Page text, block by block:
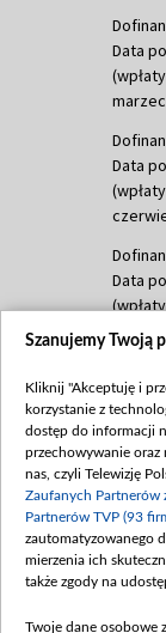
Data
Data
Data
Data
mln,
Data
Szanujemy Twoją
Kliknij "Akceptuję i
korzystanie z
dostęp do informacji
przechowywanie oraz
nas, czyli Telewizję
Zaufanych Partnerów
Partnerów TVP (93
zautomatyzowanego
mierzenia ich
także zgody na
Twoje dane osobowe